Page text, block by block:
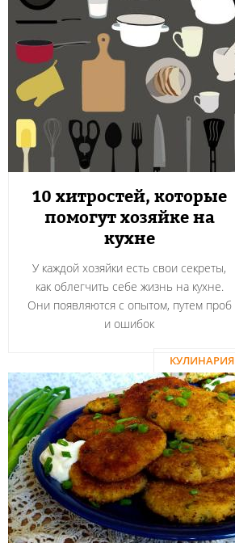
10 хитростей, которые
помогут хозяйке на
кухне
У каждой хозяйки есть свои секреты,
как облегчить себе жизнь на кухне.
Они появляются с опытом, путем проб
и ошибок
КУЛИНАРИЯ